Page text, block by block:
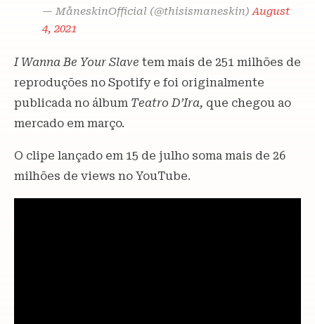
— MåneskinOfficial (@thisismaneskin)August
4, 2021
I Wanna Be Your Slave tem mais de 251 milhões de
reproduções no Spotify e foi originalmente
publicada no álbum Teatro D’Ira, que chegou ao
mercado em março.
O clipe lançado em 15 de julho soma mais de 26
milhões de views no YouTube.